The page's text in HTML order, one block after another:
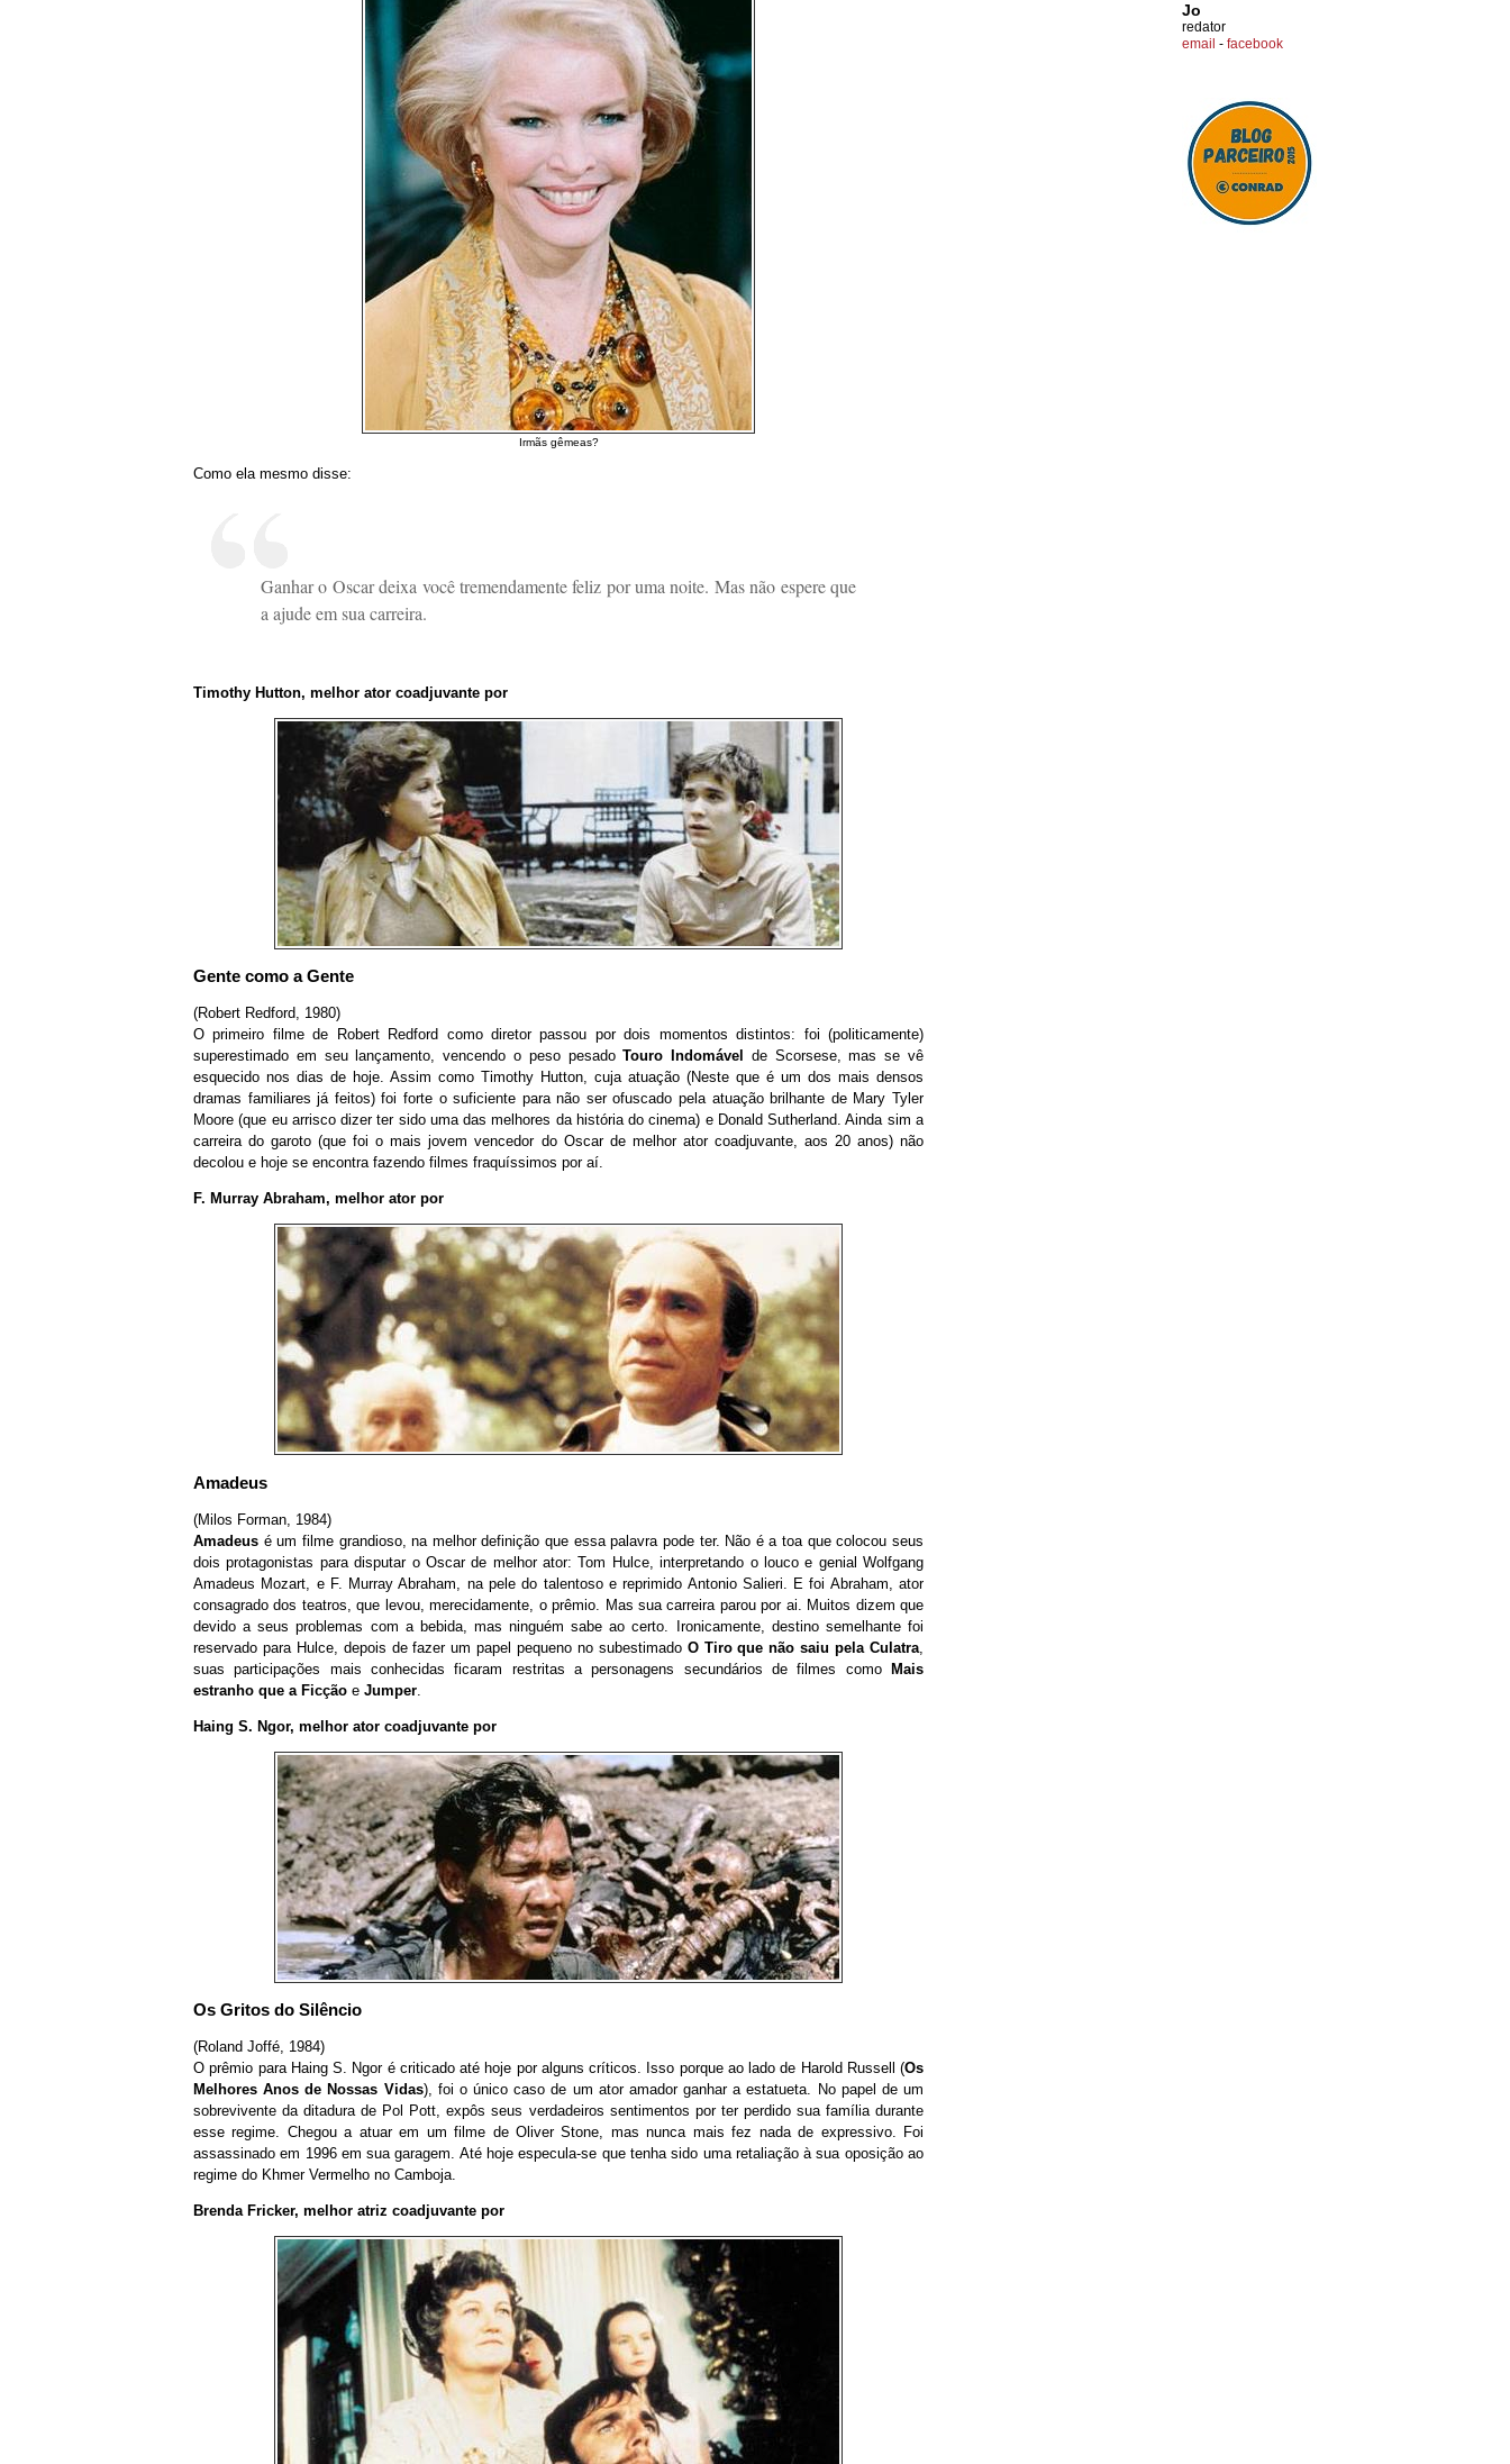
Irmãs gêmeas?
Como ela mesmo disse:
Ganhar o Oscar deixa você tremendamente feliz por uma noite. Mas não espere que
a ajude em sua carreira.
Timothy Hutton, melhor ator coadjuvante por
Gente como a Gente
(Robert Redford, 1980)
O primeiro filme de Robert Redford como diretor passou por dois momentos distintos: foi (politicamente)
superestimado em seu lançamento, vencendo o peso pesadoTouro Indomável
de Scorsese, mas se vê
esquecido nos dias de hoje. Assim como Timothy Hutton, cuja atuação (Neste que é um dos mais densos
dramas familiares já feitos) foi forte o suficiente para não ser ofuscado pela atuação brilhante de Mary Tyler
Moore (que eu arrisco dizer ter sido uma das melhores da história do cinema) e Donald Sutherland. Ainda sim a
carreira do garoto (que foi o mais jovem vencedor do Oscar de melhor ator coadjuvante, aos 20 anos) não
decolou e hoje se encontra fazendo filmes fraquíssimos por aí.
F. Murray Abraham, melhor ator por
Amadeus
(Milos Forman, 1984)
Amadeus é um filme grandioso, na melhor definição que essa palavra pode ter. Não é a toa que colocou seus
dois protagonistas para disputar o Oscar de melhor ator: Tom Hulce, interpretando o louco e genial Wolfgang
Amadeus Mozart, e F. Murray Abraham, na pele do talentoso e reprimido Antonio Salieri. E foi Abraham, ator
consagrado dos teatros, que levou, merecidamente, o prêmio. Mas sua carreira parou por ai. Muitos dizem que
devido a seus problemas com a bebida, mas ninguém sabe ao certo. Ironicamente, destino semelhante foi
reservado para Hulce, depois de fazer um papel pequeno no subestimado O Tiro que não saiu pela Culatra
suas participações mais conhecidas ficaram restritas a personagens secundários de filmes como
Mais
estranho que a Ficção e Jumper
Haing S. Ngor, melhor ator coadjuvante por
Os Gritos do Silêncio
(Roland Joffé, 1984)
O prêmio para Haing S. Ngor é criticado até hoje por alguns críticos. Isso porque ao lado de Harold Russell (Os
Melhores Anos de Nossas Vidas), foi o único caso de um ator amador ganhar a estatueta. No papel de um
sobrevivente da ditadura de Pol Pott, expôs seus verdadeiros sentimentos por ter perdido sua família durante
esse regime. Chegou a atuar em um filme de Oliver Stone, mas nunca mais fez nada de expressivo. Foi
assassinado em 1996 em sua garagem. Até hoje especula-se que tenha sido uma retaliação à sua oposição ao
regime do Khmer Vermelho no Camboja.
Brenda Fricker, melhor atriz coadjuvante por
Jo
redator
email - facebook